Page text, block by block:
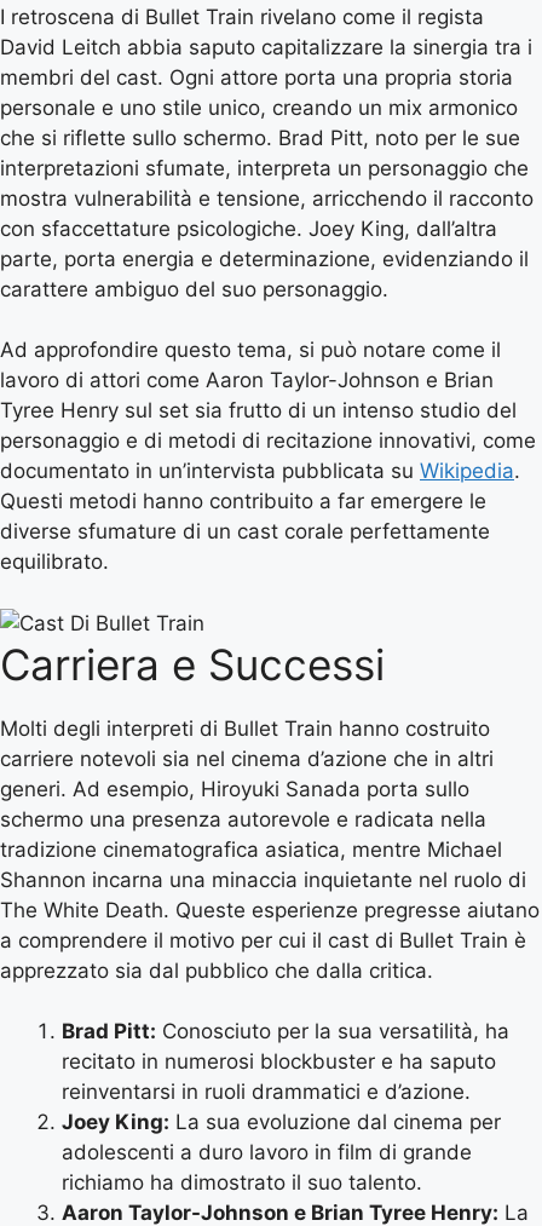
I retroscena di Bullet Train rivelano come il regista
David Leitch abbia saputo capitalizzare la sinergia tra i
membri del cast. Ogni attore porta una propria storia
personale e uno stile unico, creando un mix armonico
che si riflette sullo schermo. Brad Pitt, noto per le sue
interpretazioni sfumate, interpreta un personaggio che
mostra vulnerabilità e tensione, arricchendo il racconto
con sfaccettature psicologiche. Joey King, dall’altra
parte, porta energia e determinazione, evidenziando il
carattere ambiguo del suo personaggio.
Ad approfondire questo tema, si può notare come il
lavoro di attori come Aaron Taylor-Johnson e Brian
Tyree Henry sul set sia frutto di un intenso studio del
personaggio e di metodi di recitazione innovativi, come
documentato in un’intervista pubblicata su Wikipedia.
Questi metodi hanno contribuito a far emergere le
diverse sfumature di un cast corale perfettamente
equilibrato.
Carriera e Successi
Molti degli interpreti di Bullet Train hanno costruito
carriere notevoli sia nel cinema d’azione che in altri
generi. Ad esempio, Hiroyuki Sanada porta sullo
schermo una presenza autorevole e radicata nella
tradizione cinematografica asiatica, mentre Michael
Shannon incarna una minaccia inquietante nel ruolo di
The White Death. Queste esperienze pregresse aiutano
a comprendere il motivo per cui il cast di Bullet Train è
apprezzato sia dal pubblico che dalla critica.
Brad Pitt: Conosciuto per la sua versatilità, ha
recitato in numerosi blockbuster e ha saputo
reinventarsi in ruoli drammatici e d’azione.
Joey King: La sua evoluzione dal cinema per
adolescenti a duro lavoro in film di grande
richiamo ha dimostrato il suo talento.
Aaron Taylor-Johnson e Brian Tyree Henry: La